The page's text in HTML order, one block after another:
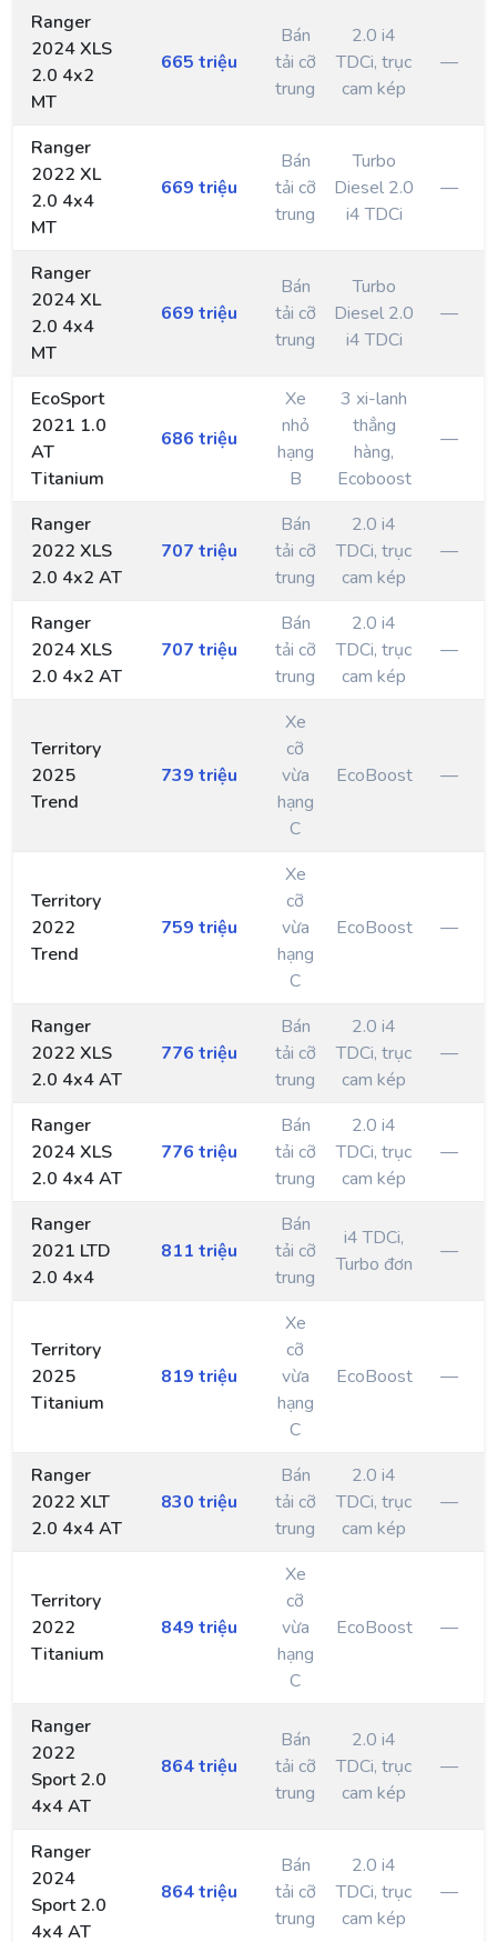
Ranger
2024 XLS
2.0 4x2
MT
665 triệu
Bán
tải cỡ
trung
2.0 i4
TDCi, trục
cam kép
—
Ranger
2022 XL
2.0 4x4
MT
669 triệu
Bán
tải cỡ
trung
Turbo
Diesel 2.0
i4 TDCi
—
Ranger
2024 XL
2.0 4x4
MT
669 triệu
Bán
tải cỡ
trung
Turbo
Diesel 2.0
i4 TDCi
—
EcoSport
2021 1.0
AT
Titanium
686 triệu
Xe
nhỏ
hạng
B
3 xi-lanh
thẳng
hàng,
Ecoboost
—
Ranger
2022 XLS
2.0 4x2 AT
707 triệu
Bán
tải cỡ
trung
2.0 i4
TDCi, trục
cam kép
—
Ranger
2024 XLS
2.0 4x2 AT
707 triệu
Bán
tải cỡ
trung
2.0 i4
TDCi, trục
cam kép
—
Territory
2025
Trend
739 triệu
Xe
cỡ
vừa
hạng
C
EcoBoost —
Territory
2022
Trend
759 triệu
Xe
cỡ
vừa
hạng
C
EcoBoost —
Ranger
2022 XLS
2.0 4x4 AT
776 triệu
Bán
tải cỡ
trung
2.0 i4
TDCi, trục
cam kép
—
Ranger
2024 XLS
2.0 4x4 AT
776 triệu
Bán
tải cỡ
trung
2.0 i4
TDCi, trục
cam kép
—
Ranger
2021 LTD
2.0 4x4
811 triệu
Bán
tải cỡ
trung
i4 TDCi,
Turbo đơn
—
Territory
2025
Titanium
819 triệu
Xe
cỡ
vừa
hạng
C
EcoBoost —
Ranger
2022 XLT
2.0 4x4 AT
830 triệu
Bán
tải cỡ
trung
2.0 i4
TDCi, trục
cam kép
—
Territory
2022
Titanium
849 triệu
Xe
cỡ
vừa
hạng
C
EcoBoost —
Ranger
2022
Sport 2.0
4x4 AT
864 triệu
Bán
tải cỡ
trung
2.0 i4
TDCi, trục
cam kép
—
Ranger
2024
Sport 2.0
4x4 AT
864 triệu
Bán
tải cỡ
trung
2.0 i4
TDCi, trục
cam kép
—